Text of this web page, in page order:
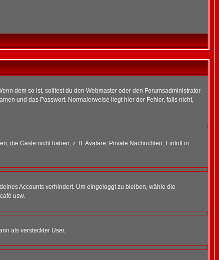
dem so ist, solltest du den Webmaster oder den Forumsadministrator
und das Passwort. Normalerweise liegt hier der Fehler, falls nicht,
die Gäste nicht haben, z. B. Avatare, Private Nachrichten, Eintritt in
Accounts verhindert. Um eingeloggt zu bleiben, wähle die
usw.
als versteckter User.